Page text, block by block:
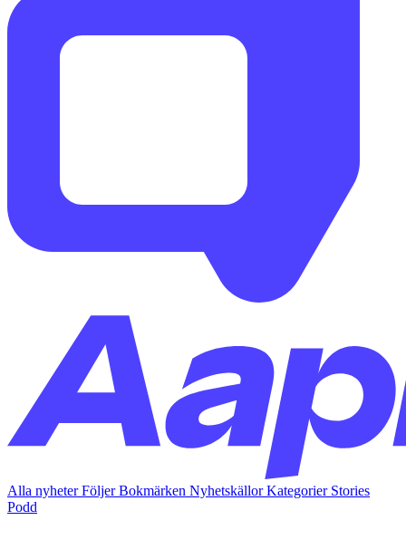
Alla nyheterFöljerBokmärken NyhetskällorKategorier Stories
Podd